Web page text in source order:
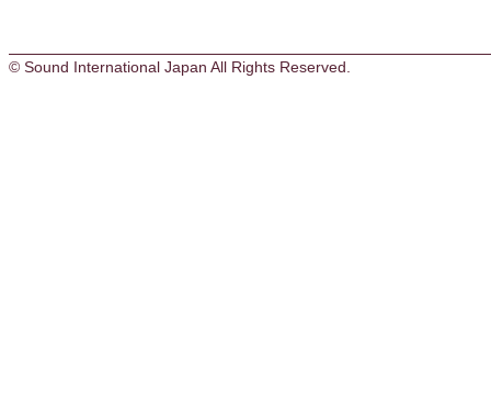
© Sound International Japan All Rights Reserved.